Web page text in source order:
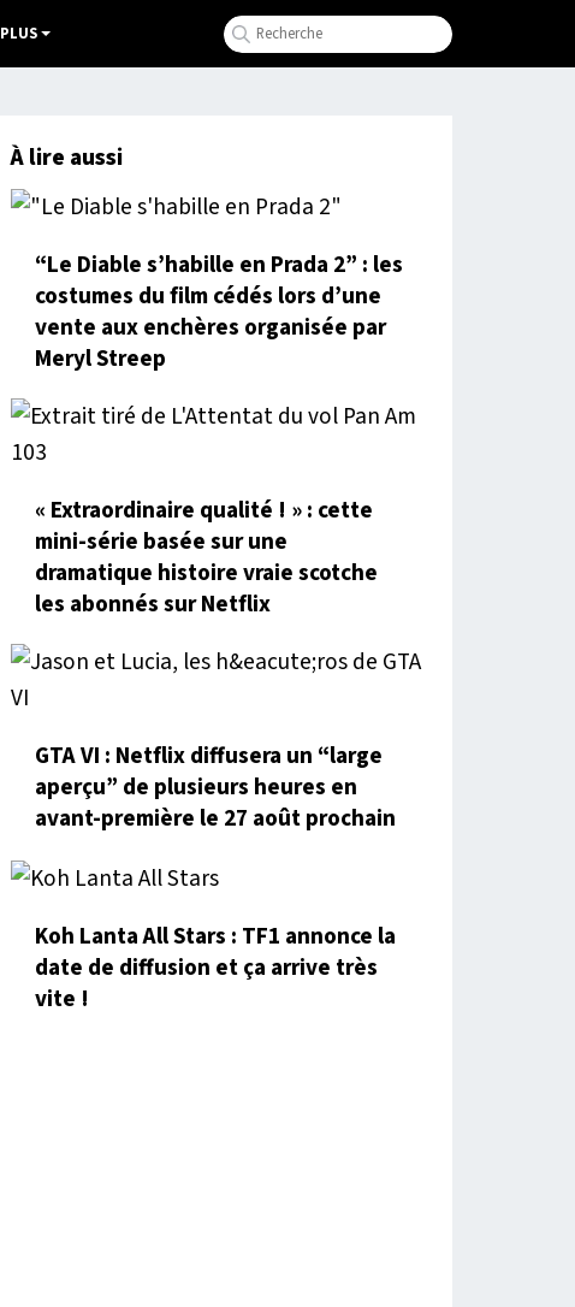
PLUS
À lire aussi
“Le Diable s’habille en Prada 2” : les
costumes du film cédés lors d’une
vente aux enchères organisée par
Meryl Streep
« Extraordinaire qualité ! » : cette
mini-série basée sur une
dramatique histoire vraie scotche
les abonnés sur Netflix
GTA VI : Netflix diffusera un “large
aperçu” de plusieurs heures en
avant-première le 27 août prochain
Koh Lanta All Stars : TF1 annonce la
date de diffusion et ça arrive très
vite !